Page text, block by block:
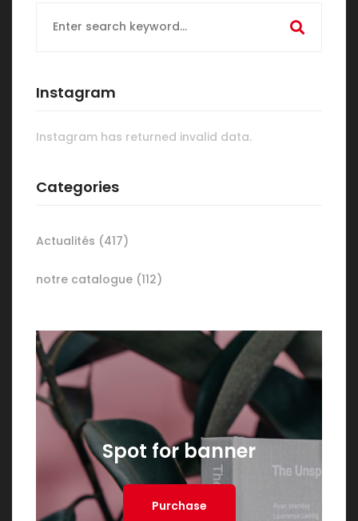
for:
Instagram
Instagram has returned invalid data.
Categories
Actualités (417)
notre catalogue (112)
Spot for banner
Purchase